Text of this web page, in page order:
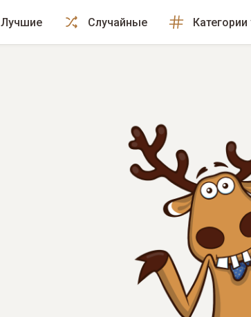
Лучшие Случайные Категории